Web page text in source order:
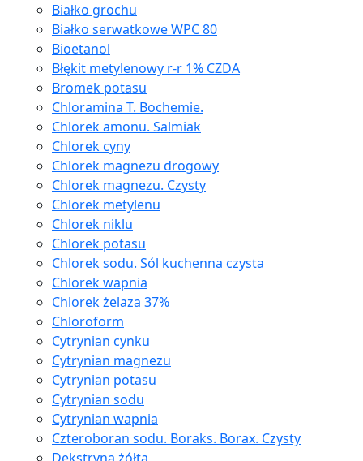
Białko grochu
Białko serwatkowe WPC 80
Bioetanol
Błękit metylenowy r-r 1% CZDA
Bromek potasu
Chloramina T. Bochemie.
Chlorek amonu. Salmiak
Chlorek cyny
Chlorek magnezu drogowy
Chlorek magnezu. Czysty
Chlorek metylenu
Chlorek niklu
Chlorek potasu
Chlorek sodu. Sól kuchenna czysta
Chlorek wapnia
Chlorek żelaza 37%
Chloroform
Cytrynian cynku
Cytrynian magnezu
Cytrynian potasu
Cytrynian sodu
Cytrynian wapnia
Czteroboran sodu. Boraks. Borax. Czysty